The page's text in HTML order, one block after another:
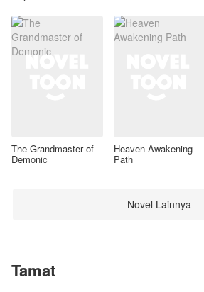
The Grandmaster of
Demonic
Heaven Awakening
Path
Novel Lainnya
Tamat